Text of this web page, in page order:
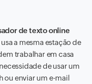
de texto online
a mesma estação de
trabalhar em casa
de usar um
ou enviar um e-mail